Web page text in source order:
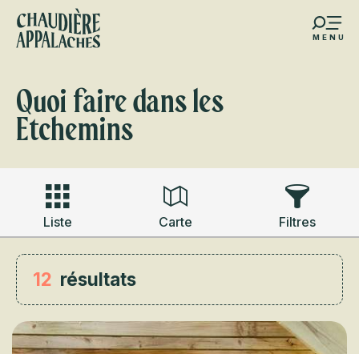
Aller
contenu
MENU
favoris
Quoi faire dans les
Etchemins
Liste Carte Filtres
12 résultats